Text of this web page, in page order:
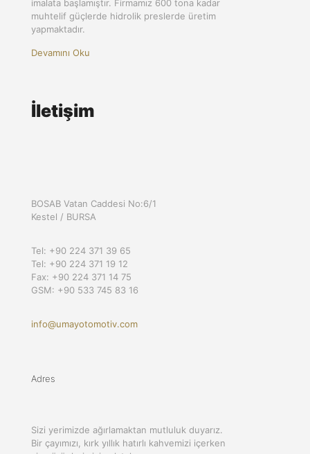
imalata başlamıştır. Firmamız 600 tona kadar
muhtelif güçlerde hidrolik preslerde üretim
yapmaktadır.
Devamını Oku
İletişim
BOSAB Vatan Caddesi No:6/1
Kestel / BURSA
Tel: +90 224 371 39 65
Tel: +90 224 371 19 12
Fax: +90 224 371 14 75
GSM: +90 533 745 83 16
info@umayotomotiv.com
Adres
Sizi yerimizde ağırlamaktan mutluluk duyarız.
Bir çayımızı, kırk yıllık hatırlı kahvemizi içerken